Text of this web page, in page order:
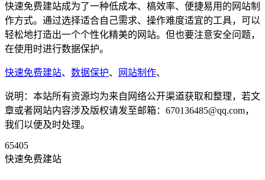
快速免费建站成为了一种低成本、槁效率、便捷易用的网站制
作方式。通过选择适合自己需求、操作难度适宜的工具，可以
轻松地打造出一个个性化精美的网站。但也要注意安全问题，
在使用时进行数据保护。
快速免费建站、 数据保护、 网站制作、
说明：本站所有资源均为来自网络公开渠道获取和整理，若文
章或者网站内容涉及版权请发至邮箱：670136485@qq.com，
我们以便及时处理。
65405
快速免费建站